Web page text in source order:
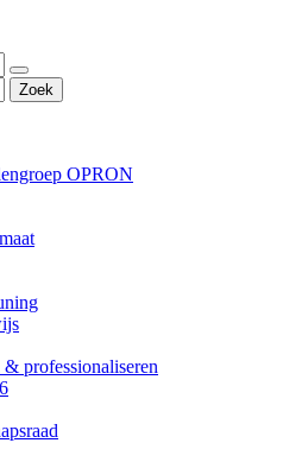
Zoek
OPRON
& professionaliseren